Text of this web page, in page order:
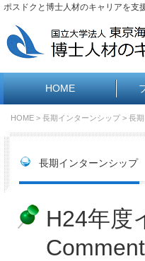
ポスドクと博士人材のキャリアを支
HOME
HOME > 長期インターンシップ > 長
長期インターンシップ
H24年度